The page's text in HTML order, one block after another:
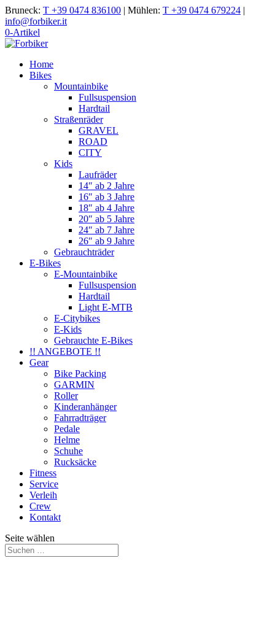
Bruneck: T +39 0474 836100 | Mühlen: T +39 0474 679224 |
info@forbiker.it
0-Artikel
Home
Bikes
Mountainbike
Fullsuspension
Hardtail
Straßenräder
GRAVEL
ROAD
CITY
Kids
Laufräder
14″ ab 2 Jahre
16″ ab 3 Jahre
18″ ab 4 Jahre
20″ ab 5 Jahre
24″ ab 7 Jahre
26″ ab 9 Jahre
Gebrauchträder
E-Bikes
E-Mountainbike
Fullsuspension
Hardtail
Light E-MTB
E-Citybikes
E-Kids
Gebrauchte E-Bikes
!! ANGEBOTE !!
Gear
Bike Packing
GARMIN
Roller
Kinderanhänger
Fahrradträger
Pedale
Helme
Schuhe
Rucksäcke
Fitness
Service
Verleih
Crew
Kontakt
Seite wählen